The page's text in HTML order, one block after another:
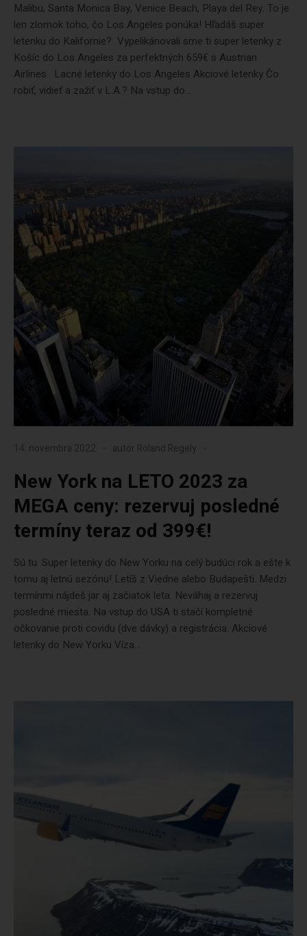
Malibu, Santa Monica Bay, Venice Beach, Playa del Rey. To je
len zlomok toho, čo Los Angeles ponúka! Hľadáš super
letenku do Kalifornie? Vypelikánovali sme ti super letenky z
Košíc do Los Angeles za perfektných 659€ s Austrian
Airlines. Lacné letenky do Los Angeles Akciové letenky Čo
robiť, vidieť a zažiť v L.A.? Na vstup do...
14. novembra 2022 autor Roland Regely
New York na LETO 2023 za
MEGA ceny: rezervuj posledné
termíny teraz od 399€!
Sú tu. Super letenky do New Yorku na celý budúci rok a ešte k
tomu aj letnú sezónu! Letíš z Viedne alebo Budapešti. Medzi
termínmi nájdeš jar aj začiatok leta. Neváhaj a rezervuj
posledné miesta. Na vstup do USA ti stačí kompletné
očkovanie proti covidu (dve dávky) a registrácia. Akciové
letenky do New Yorku Víza...